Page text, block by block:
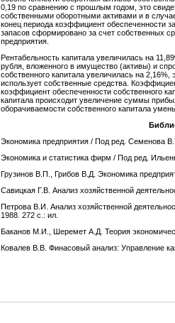
0,19 по сравнению с прошлым годом, это
собственными оборотными активами и в
конец периода коэффициент обеспеченности
запасов сформировано за счет собственных
предприятия.
Рентабельность капитала увеличилась на
рубля, вложенного в имущество (активы) и
собственного капитала увеличилась на
использует собственные средства.
коэффициент обеспеченности собственного
капитала происходит увеличение суммы
оборачиваемости собственного капитала
Экономика предприятия / Под ред. Семенова
Экономика и статистика фирм / Под ред.
Грузинов В.П., Грибов В.Д. Экономика
Савицкая Г.В. Анализ хозяйственной
Петрова В.И. Анализ хозяйственной
1988. 272 с.: ил.
Баканов М.И., Шеремет А.Д. Теория
Ковалев В.В. Финасовый анализ: Управление